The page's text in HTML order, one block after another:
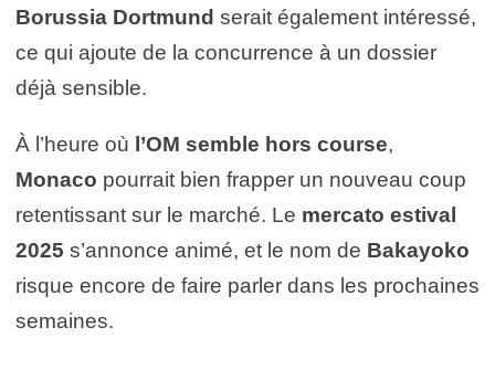
Borussia Dortmund serait également intéressé,
ce qui ajoute de la concurrence à un dossier
déjà sensible.
À l’heure où l’OM semble hors course,
Monaco pourrait bien frapper un nouveau coup
retentissant sur le marché. Le mercato estival
2025 s’annonce animé, et le nom de Bakayoko
risque encore de faire parler dans les prochaines
semaines.